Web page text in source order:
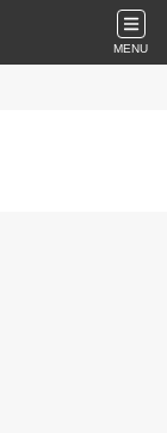
MENU